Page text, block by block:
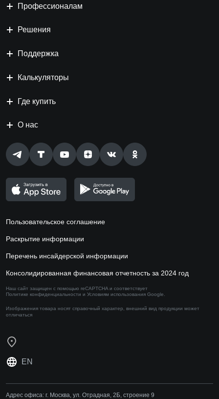
Профессионалам
Решения
Поддержка
Калькуляторы
Где купить
О нас
Пользовательское соглашение
Раскрытие информации
Перечень инсайдерской информации
Консолидированная финансовая отчетность за 2024 год
Наш сайт защищен с помощью reCAPTCHA и соответствует
Политике конфиденциальности и Условиям использования Google.
Изображения товара носят справочный характер, внешний вид продукции может
отличаться
EN
Адрес офиса: г. Москва, ул. Отрадная, 2Б, строение 9